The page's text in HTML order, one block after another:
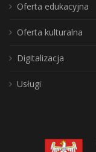
Oferta edukacyjna
Oferta kulturalna
Digitalizacja
Usługi